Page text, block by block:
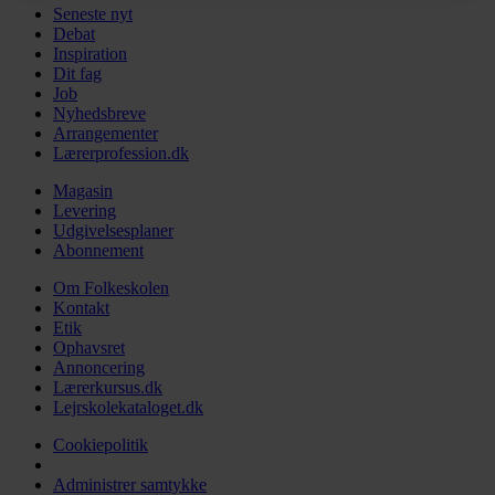
Seneste nyt
Debat
Inspiration
Dit fag
Job
Nyhedsbreve
Arrangementer
Lærerprofession.dk
Magasin
Levering
Udgivelsesplaner
Abonnement
Om Folkeskolen
Kontakt
Etik
Ophavsret
Annoncering
Lærerkursus.dk
Lejrskolekataloget.dk
Cookiepolitik
Administrer samtykke